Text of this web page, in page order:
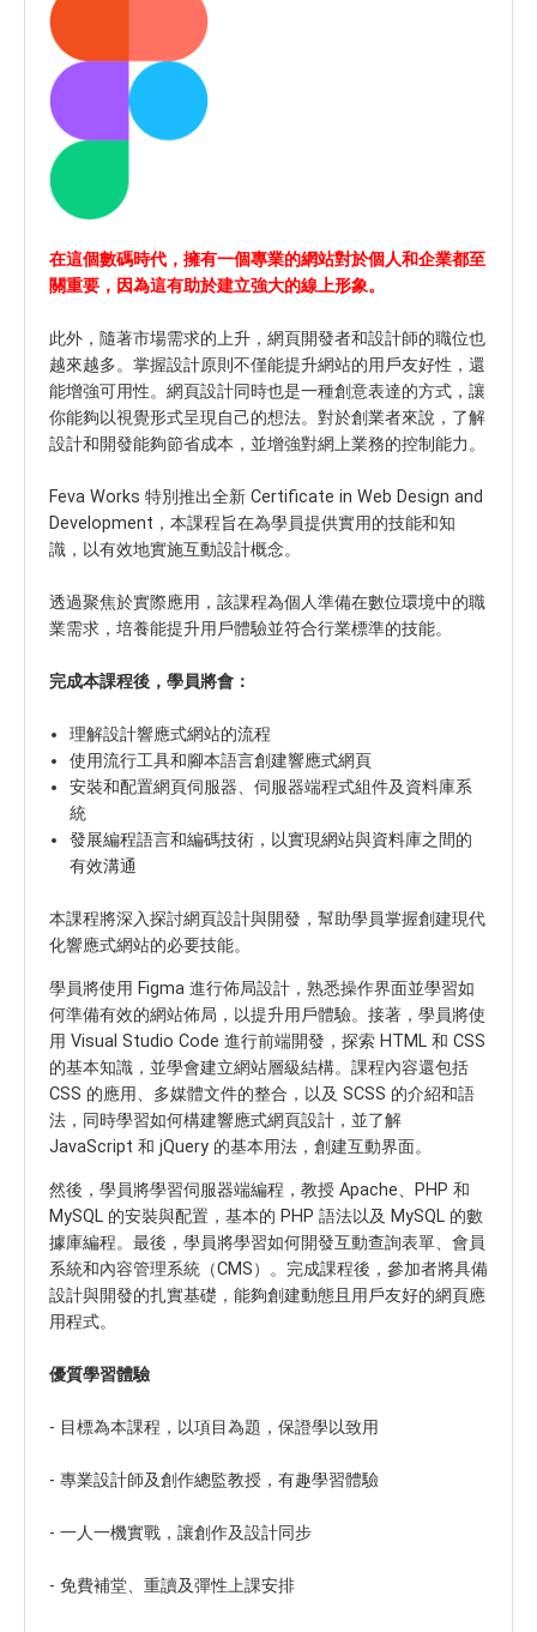
在這個數碼時代，擁有一個專業的網站對於個人和企業都至
關重要，因為這有助於建立強大的線上形象。
此外，隨著市場需求的上升，網頁開發者和設計師的職位也
越來越多。掌握設計原則不僅能提升網站的用戶友好性，還
能增強可用性。網頁設計同時也是一種創意表達的方式，讓
你能夠以視覺形式呈現自己的想法。對於創業者來說，了解
設計和開發能夠節省成本，並增強對網上業務的控制能力。
Feva Works 特別推出全新 Certificate in Web Design and
Development，本課程旨在為學員提供實用的技能和知
識，以有效地實施互動設計概念。
透過聚焦於實際應用，該課程為個人準備在數位環境中的職
業需求，培養能提升用戶體驗並符合行業標準的技能。
完成本課程後，學員將會：
理解設計響應式網站的流程
使用流行工具和腳本語言創建響應式網頁
安裝和配置網頁伺服器、伺服器端程式組件及資料庫系
統
發展編程語言和編碼技術，以實現網站與資料庫之間的
有效溝通
本課程將深入探討網頁設計與開發，幫助學員掌握創建現代
化響應式網站的必要技能。
學員將使用 Figma 進行佈局設計，熟悉操作界面並學習如
何準備有效的網站佈局，以提升用戶體驗。接著，學員將使
用 Visual Studio Code 進行前端開發，探索 HTML 和 CSS
的基本知識，並學會建立網站層級結構。課程內容還包括
CSS 的應用、多媒體文件的整合，以及 SCSS 的介紹和語
法，同時學習如何構建響應式網頁設計，並了解
JavaScript 和 jQuery 的基本用法，創建互動界面。
然後，學員將學習伺服器端編程，教授 Apache、PHP 和
MySQL 的安裝與配置，基本的 PHP 語法以及 MySQL 的數
據庫編程。最後，學員將學習如何開發互動查詢表單、會員
系統和內容管理系統（CMS）。完成課程後，參加者將具備
設計與開發的扎實基礎，能夠創建動態且用戶友好的網頁應
用程式。
優質學習體驗
- 目標為本課程，以項目為題，保證學以致用
- 專業設計師及創作總監教授，有趣學習體驗
- 一人一機實戰，讓創作及設計同步
- 免費補堂、重讀及彈性上課安排